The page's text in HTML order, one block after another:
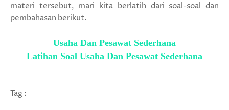
materi tersebut, mari kita berlatih dari soal-soal dan
pembahasan berikut.
Usaha Dan Pesawat Sederhana
Latihan Soal Usaha Dan Pesawat Sederhana
Tag :